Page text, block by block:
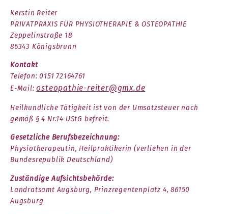
Kerstin Reiter
PRIVATPRAXIS FÜR PHYSIOTHERAPIE & OSTEOPATHIE
Zeppelinstraße 18
86343 Königsbrunn
Kontakt
Telefon: 0151 72164761
E-Mail:osteopathie-reiter@gmx.de
Heilkundliche Tätigkeit ist von der Umsatzsteuer nach
gemäß § 4 Nr.14 UStG befreit.
Gesetzliche Berufsbezeichnung:
Physiotherapeutin, Heilpraktikerin (verliehen in der
Bundesrepublik Deutschland)
Zuständige Aufsichtsbehörde:
Landratsamt Augsburg, Prinzregentenplatz 4, 86150
Augsburg